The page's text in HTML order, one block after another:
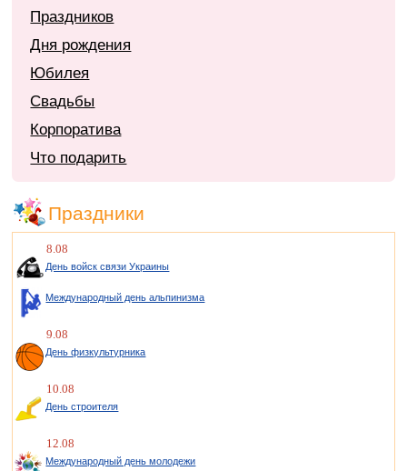
Праздников
Дня рождения
Юбилея
Свадьбы
Корпоратива
Что подарить
Праздники
8.08
День войск связи Украины
Международный день альпинизма
9.08
День физкультурника
10.08
День строителя
12.08
Международный день молодежи